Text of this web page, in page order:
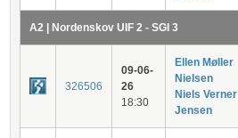
A2 | Nordenskov UIF 2 - SGI 3
326506
09-06-
26
18:30
Ellen Møller
Nielsen
Niels Verner
Jensen